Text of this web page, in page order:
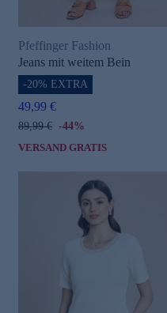
Pfeffinger Fashion
Jeans mit weitem Bein
-20% EXTRA
49,99 €
89,99 € -44%
VERSAND GRATIS